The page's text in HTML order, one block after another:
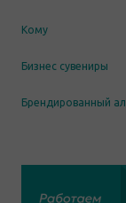
Кому
Бизнес сувениры
Брендированный